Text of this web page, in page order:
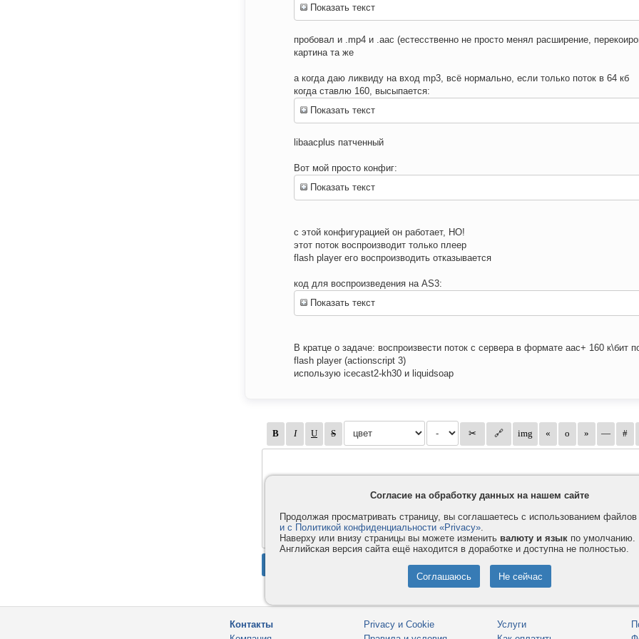
Показать текст
пробовал и .mp4 и .aac (естесственно не просто менял расширение,
картина та же
а когда даю ликвиду на вход mp3, всё нормально, если только поток в 64 кб
когда ставлю 160, высыпается:
Показать текст
libaacplus патченный
Вот мой просто конфиг:
Показать текст
с этой конфигурацией он работает, НО!
этот поток воспроизводит только плеер
flash player его воспроизводить отказывается
код для воспроизведения на AS3:
Показать текст
В кратце о задаче: воспроизвести поток с сервера в формате aac+ 160 к\бит
flash player (actionscript 3)
использую icecast2-kh30 и liquidsoap
Контакты
Privacy и Cookie
Услуги
Согласие на обработку данных на нашем сайте
Продолжая просматривать страницу, вы соглашаетесь с использованием файлов
и с Политикой конфиденциальности «Privacy».
Наверху или внизу страницы вы можете изменить валюту и язык по умолчанию.
Английская версия сайта ещё находится в доработке и доступна не полностью.